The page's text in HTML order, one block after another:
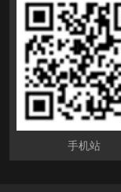
手机站